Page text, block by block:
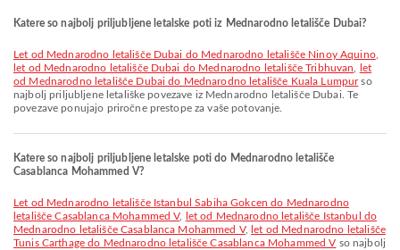
Katere so najbolj priljubljene letalske poti iz Mednarodno letališče Dubai?
let od Mednarodno letališče Dubai do Mednarodno letališče Ninoy Aquino,
let od Mednarodno letališče Dubai do Mednarodno letališče Tribhuvan
let
od Mednarodno letališče Dubai do Mednarodno letališče Kuala Lumpurso
najbolj priljubljene letališke povezave iz Mednarodno letališče Dubai. Te
povezave ponujajo priročne prestope za vaše potovanje.
Katere so najbolj priljubljene letalske poti do Mednarodno letališče
Casablanca Mohammed V?
let od Mednarodno letališče Istanbul Sabiha Gokcen do Mednarodno
letališče Casablanca Mohammed V,
let od Mednarodno letališče Istanbul do
Mednarodno letališče Casablanca Mohammed V,
let od Mednarodno letališče
Tunis Carthage do Mednarodno letališče Casablanca Mohammed V so najbolj